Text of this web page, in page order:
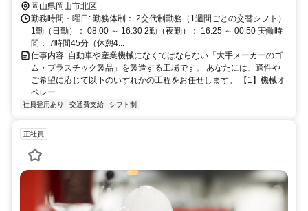
勤OK（無料駐車場完備／交通費規定支給）
岡山県岡山市北区
勤務時間・曜日: 勤務体制： 2交代制勤務（1週間ごとの交替シフト）
1勤（日勤）： 08:00 ～ 16:30 2勤（夜勤）： 16:25 ～ 00:50 実働時
間： 7時間45分（休憩4...
仕事内容: 自動車や産業機械になくてはならない「大手メーカーのゴ
ム・プラスチック製品」を製造する工場です。 あなたには、適性や
ご希望に応じて以下のいずれかの工程をお任せします。 【1】機械オ
ペレー...
社員登用あり 交通費支給 シフト制
正社員